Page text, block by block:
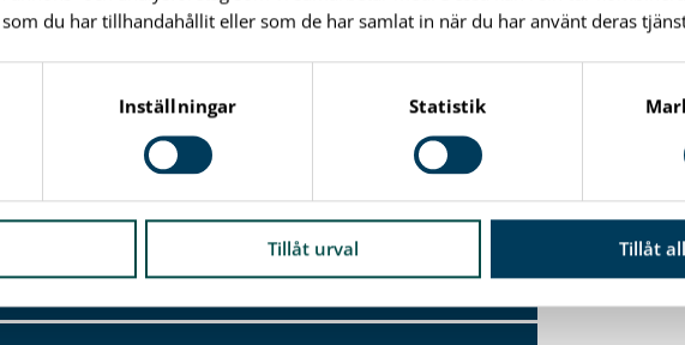
du har tillhandahållit eller som de har samlat in när du har använt deras
Inställningar Statistik
Tillåt urval Tillåt